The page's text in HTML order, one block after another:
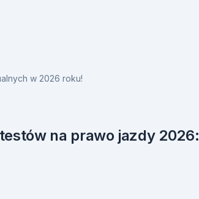
w 2026 roku!
na prawo jazdy 2026: